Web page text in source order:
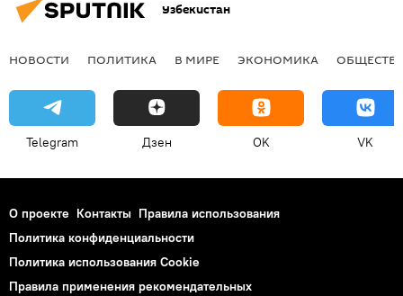
Узбекистан
НОВОСТИ ПОЛИТИКА В МИРЕ ЭКОНОМИКА
Telegram Дзен OK VK
О проекте Контакты Правила использования
Политика конфиденциальности
Политика использования Cookie
Правила применения рекомендательных